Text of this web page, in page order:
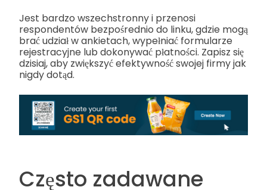
Jest bardzo wszechstronny i przenosi
respondentów bezpośrednio do linku, gdzie mogą
brać udział w ankietach, wypełniać formularze
rejestracyjne lub dokonywać płatności. Zapisz się
dzisiaj, aby zwiększyć efektywność swojej firmy jak
nigdy dotąd.
Często zadawane